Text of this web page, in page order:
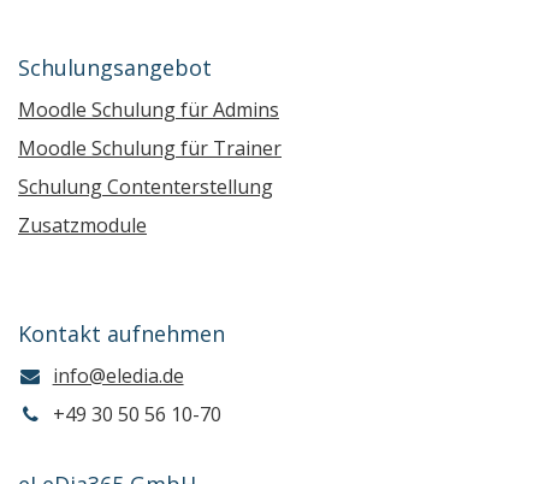
Schulungsangebot
Moodle Schulung für Admins
Moodle Schulung für Trainer
Schulung Contenterstellung
Zusatzmodule
Kontakt aufnehmen
info@eledia.de
+49 30 50 56 10-70